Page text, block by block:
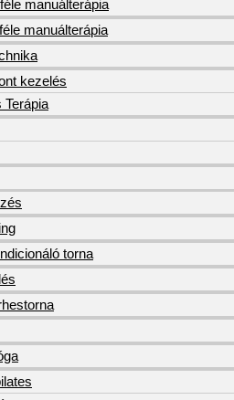
manuálterápia
manuálterápia
kezelés
Terápia
torna